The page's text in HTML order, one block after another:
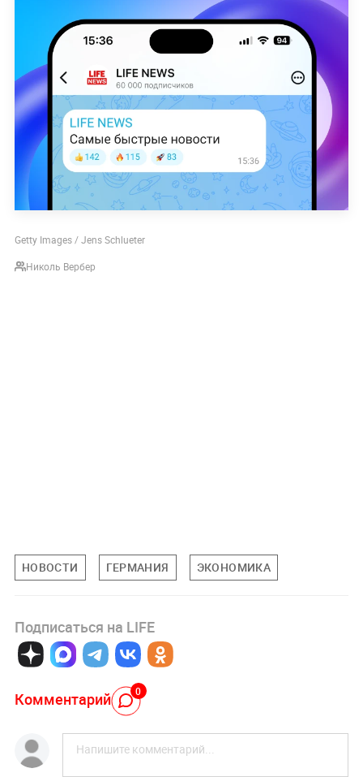
Getty Images / Jens Schlueter
Николь Вербер
НОВОСТИ ГЕРМАНИЯ ЭКОНОМИКА
Подписаться на LIFE
Комментарий 0